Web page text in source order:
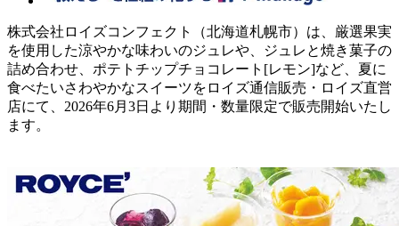
株式会社ロイズコンフェクト（北海道札幌市）は、厳選果実
を使用した涼やかな味わいのジュレや、ジュレと焼き菓子の
詰め合わせ、ポテトチップチョコレート[レモン]など、夏に
食べたいさわやかなスイーツをロイズ通信販売・ロイズ直営
店にて、2026年6月3日より期間・数量限定で販売開始いたし
ます。